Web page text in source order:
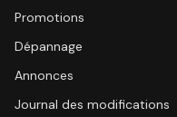
Promotions
Dépannage
Annonces
Journal des modifications